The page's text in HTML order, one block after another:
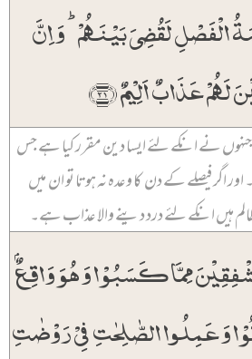
الۡفَصۡلِ لَقُضِیَ بَیۡنَہُمۡ ؕ وَ اِنَّ
عَذَابٌ اَلِیۡمٌ ﴿۲۱﴾
نے انکے لئے ایسا دین مقرر کیا ہے جس
اگر فیصلے کے دن کا وعدہ نہ ہوتا تو ان میں
ظالم ہیں انکے لئے درد دینے والا عذاب ہے۔
مِمَّا کَسَبُوۡا وَ ہُوَ وَاقِعٌۢ
وَ عَمِلُوا الصّٰلِحٰتِ فِیۡ رَوۡضٰتِ